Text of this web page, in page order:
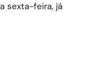
sexta-feira, já